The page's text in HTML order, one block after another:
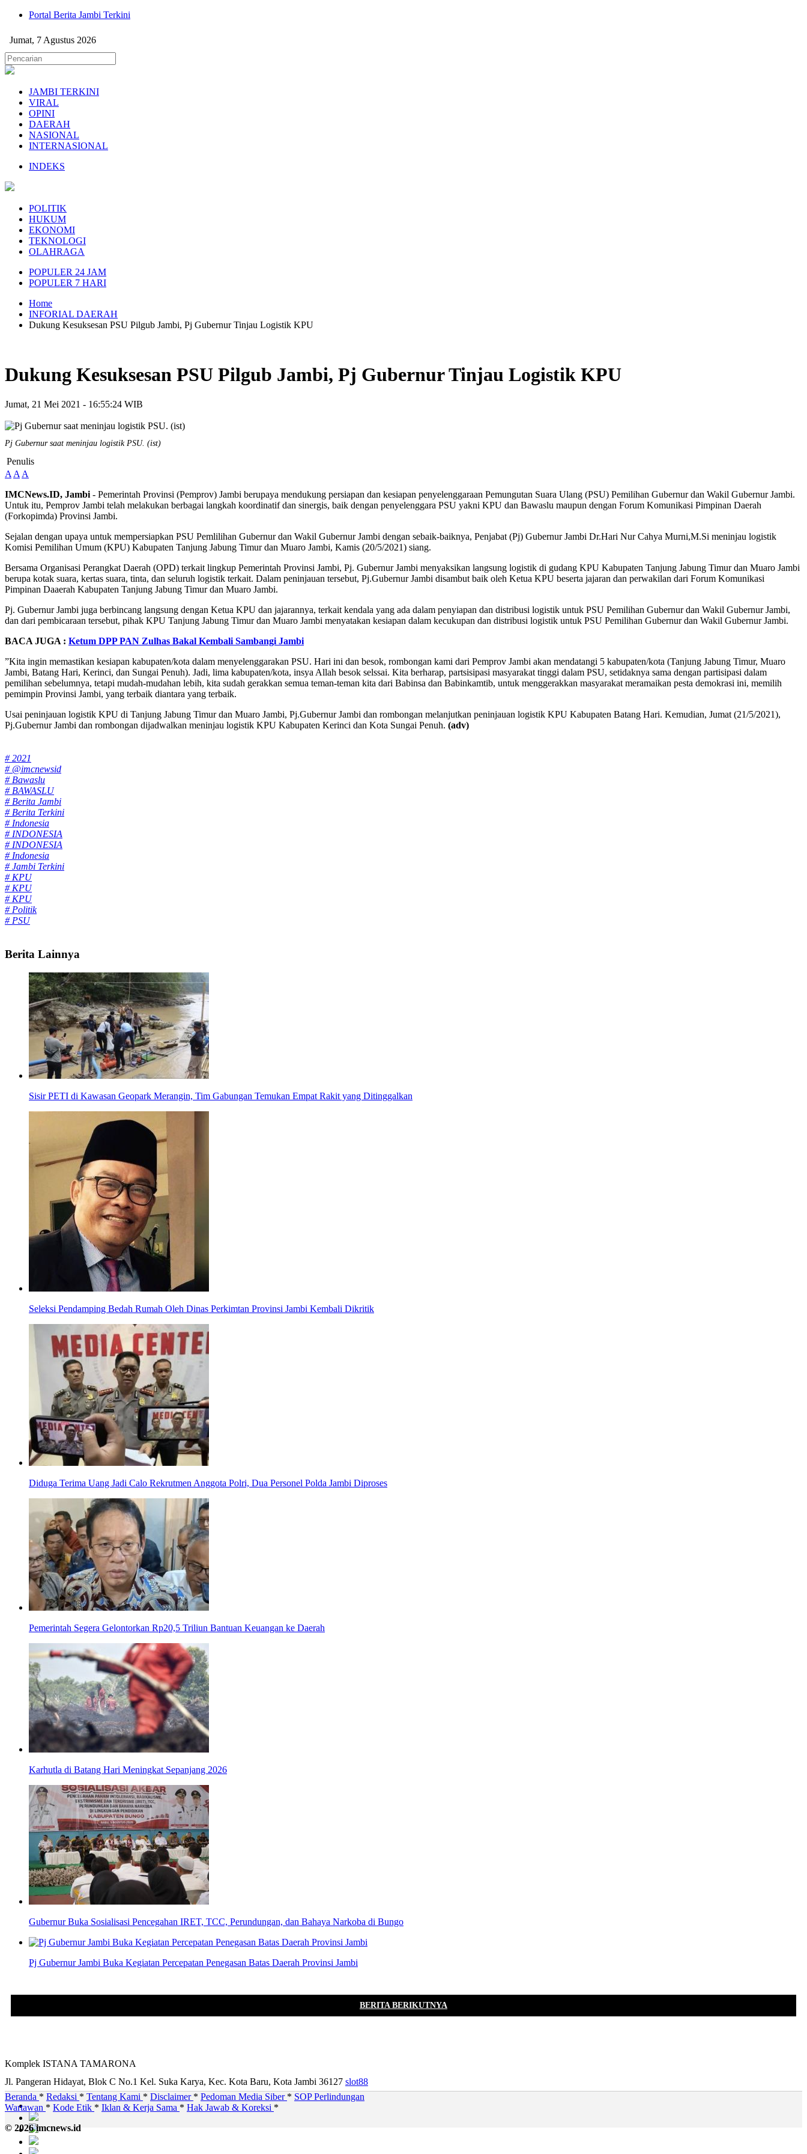
Portal Berita Jambi Terkini
Jumat, 7 Agustus 2026
JAMBI TERKINI
VIRAL
OPINI
DAERAH
NASIONAL
INTERNASIONAL
INDEKS
POLITIK
HUKUM
EKONOMI
TEKNOLOGI
OLAHRAGA
POPULER 24 JAM
POPULER 7 HARI
Home
INFORIAL DAERAH
Dukung Kesuksesan PSU Pilgub Jambi, Pj Gubernur Tinjau Logistik KPU
Dukung Kesuksesan PSU Pilgub Jambi, Pj Gubernur Tinjau Logistik KPU
Jumat, 21 Mei 2021 - 16:55:24 WIB
Pj Gubernur saat meninjau logistik PSU. (ist)
Penulis
A A A
IMCNews.ID, Jambi - Pemerintah Provinsi (Pemprov) Jambi berupaya mendukung persiapan dan kesiapan penyelenggaraan Pemungutan Suara Ulang (PSU) Pemilihan Gubernur dan Wakil Gubernur Jambi.
Untuk itu, Pemprov Jambi telah melakukan berbagai langkah koordinatif dan sinergis, baik dengan penyelenggara PSU yakni KPU dan Bawaslu maupun dengan Forum Komunikasi Pimpinan Daerah
(Forkopimda) Provinsi Jambi.
Sejalan dengan upaya untuk mempersiapkan PSU Pemlilihan Gubernur dan Wakil Gubernur Jambi dengan sebaik-baiknya, Penjabat (Pj) Gubernur Jambi Dr.Hari Nur Cahya Murni,M.Si meninjau logistik
Komisi Pemilihan Umum (KPU) Kabupaten Tanjung Jabung Timur dan Muaro Jambi, Kamis (20/5/2021) siang.
Bersama Organisasi Perangkat Daerah (OPD) terkait lingkup Pemerintah Provinsi Jambi, Pj. Gubernur Jambi menyaksikan langsung logistik di gudang KPU Kabupaten Tanjung Jabung Timur dan Muaro Jambi
berupa kotak suara, kertas suara, tinta, dan seluruh logistik terkait. Dalam peninjauan tersebut, Pj.Gubernur Jambi disambut baik oleh Ketua KPU beserta jajaran dan perwakilan dari Forum Komunikasi
Pimpinan Daaerah Kabupaten Tanjung Jabung Timur dan Muaro Jambi.
Pj. Gubernur Jambi juga berbincang langsung dengan Ketua KPU dan jajarannya, terkait kendala yang ada dalam penyiapan dan distribusi logistik untuk PSU Pemilihan Gubernur dan Wakil Gubernur Jambi,
dan dari pembicaraan tersebut, pihak KPU Tanjung Jabung Timur dan Muaro Jambi menyatakan kesiapan dalam kecukupan dan distribusi logistik untuk PSU Pemilihan Gubernur dan Wakil Gubernur Jambi.
BACA JUGA : Ketum DPP PAN Zulhas Bakal Kembali Sambangi Jambi
”Kita ingin memastikan kesiapan kabupaten/kota dalam menyelenggarakan PSU. Hari ini dan besok, rombongan kami dari Pemprov Jambi akan mendatangi 5 kabupaten/kota (Tanjung Jabung Timur, Muaro
Jambi, Batang Hari, Kerinci, dan Sungai Penuh). Jadi, lima kabupaten/kota, insya Allah besok selssai. Kita berharap, partsisipasi masyarakat tinggi dalam PSU, setidaknya sama dengan partisipasi dalam
pemilihan sebelumnya, tetapi mudah-mudahan lebih, kita sudah gerakkan semua teman-teman kita dari Babinsa dan Babinkamtib, untuk menggerakkan masyarakat meramaikan pesta demokrasi ini, memilih
pemimpin Provinsi Jambi, yang terbaik diantara yang terbaik.
Usai peninjauan logistik KPU di Tanjung Jabung Timur dan Muaro Jambi, Pj.Gubernur Jambi dan rombongan melanjutkan peninjauan logistik KPU Kabupaten Batang Hari. Kemudian, Jumat (21/5/2021),
Pj.Gubernur Jambi dan rombongan dijadwalkan meninjau logistik KPU Kabupaten Kerinci dan Kota Sungai Penuh. (adv)
# 2021
# @imcnewsid
# Bawaslu
# BAWASLU
# Berita Jambi
# Berita Terkini
# Indonesia
# INDONESIA
# INDONESIA
# Indonesia
# Jambi Terkini
# KPU
# KPU
# KPU
# Politik
# PSU
Berita Lainnya
Sisir PETI di Kawasan Geopark Merangin, Tim Gabungan Temukan Empat Rakit yang Ditinggalkan
Seleksi Pendamping Bedah Rumah Oleh Dinas Perkimtan Provinsi Jambi Kembali Dikritik
Diduga Terima Uang Jadi Calo Rekrutmen Anggota Polri, Dua Personel Polda Jambi Diproses
Pemerintah Segera Gelontorkan Rp20,5 Triliun Bantuan Keuangan ke Daerah
Karhutla di Batang Hari Meningkat Sepanjang 2026
Gubernur Buka Sosialisasi Pencegahan IRET, TCC, Perundungan, dan Bahaya Narkoba di Bungo
Pj Gubernur Jambi Buka Kegiatan Percepatan Penegasan Batas Daerah Provinsi Jambi
BERITA BERIKUTNYA
Komplek ISTANA TAMARONA
Jl. Pangeran Hidayat, Blok C No.1 Kel. Suka Karya, Kec. Kota Baru, Kota Jambi 36127 slot88
Beranda * Redaksi * Tentang Kami * Disclaimer * Pedoman Media Siber * SOP Perlindungan
Wartawan * Kode Etik * Iklan & Kerja Sama * Hak Jawab & Koreksi *
© 2026 imcnews.id